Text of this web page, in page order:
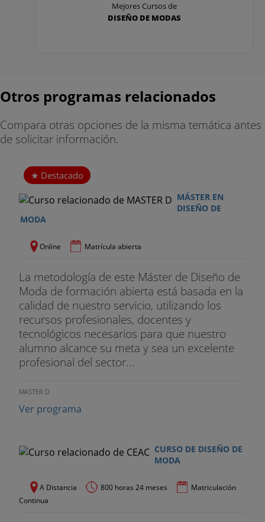
Mejores Cursos de
DISEÑO DE MODAS
Otros programas relacionados
Compara otras opciones de la misma temática antes
de solicitar información.
Destacado
MÁSTER EN
DISEÑO DE
MODA
Online Matrícula abierta
La metodología de este Máster de Diseño de
Moda de formación abierta está basada en la
calidad de nuestro servicio, utilizando los
recursos profesionales, docentes y
tecnológicos necesarios para que nuestro
alumno alcance su meta y sea un excelente
profesional del sector...
MASTER D
Ver programa
CURSO DE DISEÑO DE
MODA
A Distancia 800 horas 24 meses
Matriculación
Continua